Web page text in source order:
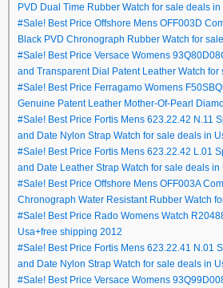
PVD Dual Time Rubber Watch for sale deals
#Sale! Best Price Offshore Mens OFF003D
Black PVD Chronograph Rubber Watch for
#Sale! Best Price Versace Womens
and Transparent Dial Patent Leather Watch for
#Sale! Best Price Ferragamo Womens
Genuine Patent Leather Mother-Of-Pearl
#Sale! Best Price Fortis Mens 623.22.42 N.11
and Date Nylon Strap Watch for sale deals in
#Sale! Best Price Fortis Mens 623.22.42 L.01
and Date Leather Strap Watch for sale deals in
#Sale! Best Price Offshore Mens OFF003A
Chronograph Water Resistant Rubber Watch
#Sale! Best Price Rado Womens Watch
Usa+free shipping 2012
#Sale! Best Price Fortis Mens 623.22.41 N.01
and Date Nylon Strap Watch for sale deals in
#Sale! Best Price Versace Womens